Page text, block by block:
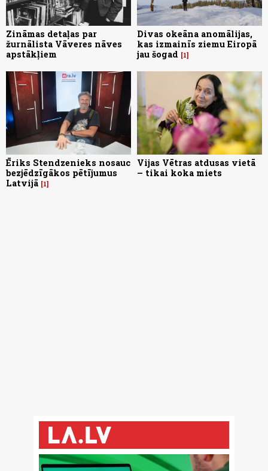
Zināmas detaļas par
žurnālista Vāveres nāves
apstākļiem
Divas okeāna anomālijas,
kas izmainīs ziemu Eiropā
jau šogad
1
Ēriks Stendzenieks nosauc
bezjēdzīgākos pētījumus
Latvijā 1
Vijas Vētras atdusas vietā
– tikai koka miets